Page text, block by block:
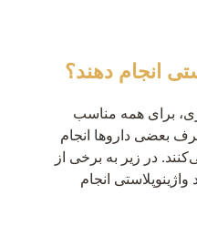
انجام دهند؟
برای همه مناسب
بعضی داروها انجام
در زیر به برخی از
انجام